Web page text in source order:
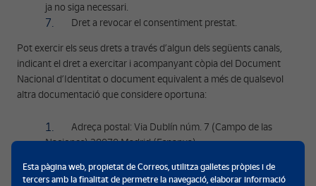
ja no siga necessari.
Dret a revocar el consentiment prestat.
Pot exercir els seus drets a través d’algun dels següents canals,
indicant el dret a exercitar i acompanyant còpia del Document
Nacional d’Identitat o document equivalent a més de qualsevol
altra documentació que considere oportuna:
Adreça postal: Via Dublín núm. 7 (Campo de las
Naciones) 28070 Madrid (Espanya)
electrònic:derechos.protecciondatos.correos@correos.com
Esta pàgina web, propietat de Correos, utilitza galletes pròpies i de
tercers amb la finalitat de permetre la navegació, elaborar informació